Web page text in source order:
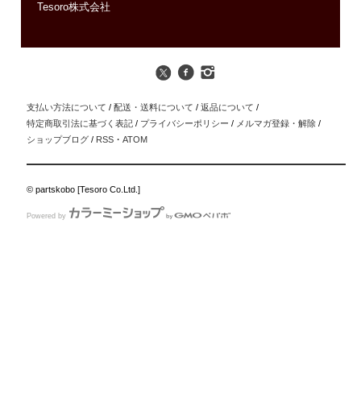
Tesoro株式会社
支払い方法について / 配送・送料について / 返品について /
特定商取引法に基づく表記 / プライバシーポリシー / メルマガ登録・解除 /
ショップブログ / RSS ・ATOM
© partskobo [Tesoro Co.Ltd.]
Powered by